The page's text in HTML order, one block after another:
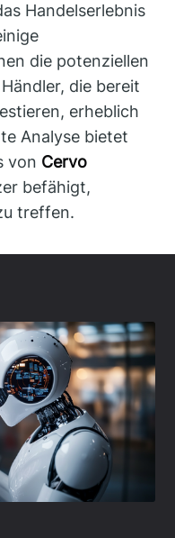
Handelserlebnis
die potenziellen
die bereit
erheblich
Analyse bietet
von Cervo
befähigt,
treffen.